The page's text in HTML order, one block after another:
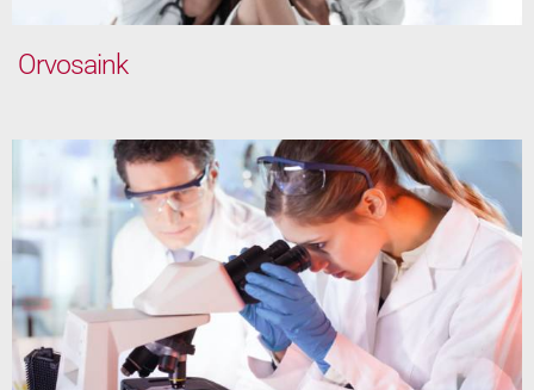
Orvosaink